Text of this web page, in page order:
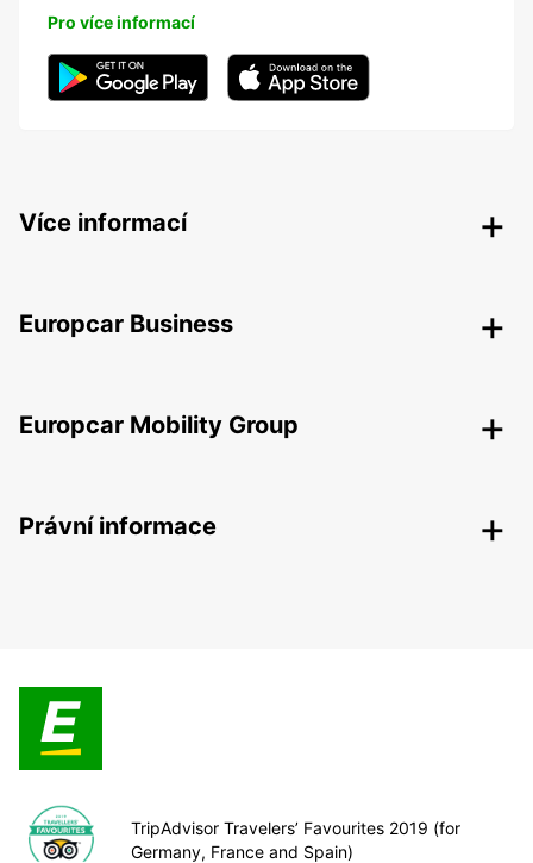
Pro více informací
Více informací
Europcar Business
Europcar Mobility Group
Právní informace
TripAdvisor Travelers’ Favourites 2019 (for
Germany, France and Spain)